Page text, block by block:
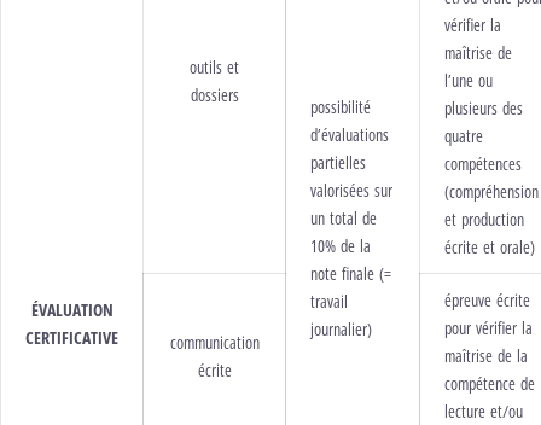
ÉVALUATION
CERTIFICATIVE
outils et
dossiers
possibilité
d’évaluations
partielles
valorisées sur
un total de
10% de la
note finale (=
travail
journalier)
vérifier la
maîtrise de
l’une ou
plusieurs des
quatre
compétences
(compréhension
et production
écrite et orale)
communication
écrite
épreuve écrite
pour vérifier la
maîtrise de la
compétence de
lecture et/ou